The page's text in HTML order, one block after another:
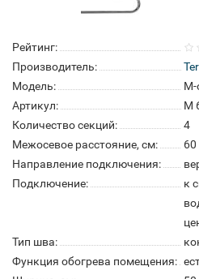
Рейтинг:
Производитель:
Модель:
Артикул:
М
Количество секций:
4
Межосевое расстояние, см:
60
Направление подключения:
Подключение:
к
Тип шва:
Функция обогрева помещения: